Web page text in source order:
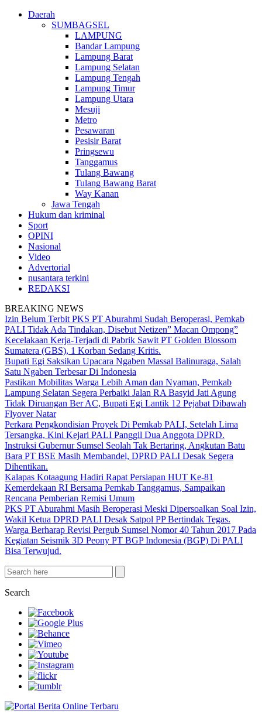
Daerah
SUMBAGSEL
LAMPUNG
Bandar Lampung
Lampung Barat
Lampung Selatan
Lampung Tengah
Lampung Timur
Lampung Utara
Mesuji
Metro
Pesawaran
Pesisir Barat
Pringsewu
Tanggamus
Tulang Bawang
Tulang Bawang Barat
Way Kanan
Jawa Tengah
Hukum dan kriminal
Sport
OPINI
Nasional
Video
Advertorial
nusantara terkini
REDAKSI
BREAKING NEWS
Izin Belum Terbit PKS PT Aburahmi Sudah Beroperasi, Pemkab
PALI Tidak Ada Tindakan, Disebut Netizen” Macan Ompong”
Kecelakaan Kerja-Terjadi di Pabrik Sawit PT Golden Blossom
Sumatera (GBS), 1 Korban Sedang Kritis.
Bupati Egi Saksikan Upacara Ngaben Massal Balinuraga, Salah
Satu Ngaben Terbesar Di Indonesia
Pastikan Mobilitas Warga Lebih Aman dan Nyaman, Pemkab
Lampung Selatan Segera Perbaiki Jalan RA Basyid Jati Agung
Tidak Diruangan Ber AC, Bupati Egi Lantik 12 Pejabat Dibawah
Flyover Natar
Perkara Pengkondisian Proyek Di Pemkab PALI, Setelah Lima
Tersangka, Kini Kejari PALI Panggil Dua Anggota DPRD.
Instruksi Gubernur Sumsel Seolah Tak Bertaring, Angkutan Batu
Bara PT BSE Masih Membandel, DPRD PALI Desak Segera
Dihentikan.
Kalapas Kotaagung Hadiri Rapat Persiapan HUT Ke-81
Kemerdekaan RI Bersama Pemkab Tanggamus, Sampaikan
Rencana Pemberian Remisi Umum
PKS PT Aburahmi Masih Beroperasi Meski Dipersoalkan Soal Izin,
Wakil Ketua DPRD PALI Desak Satpol PP Bertindak Tegas.
Warga Berharap Revisi Pergub Sumsel Nomor 40 Tahun 2017 Pada
Kegiatan Seismik 3D Peony PT BGP Indonesia (BGP) Di PALI
Bisa Terwujud.
Search